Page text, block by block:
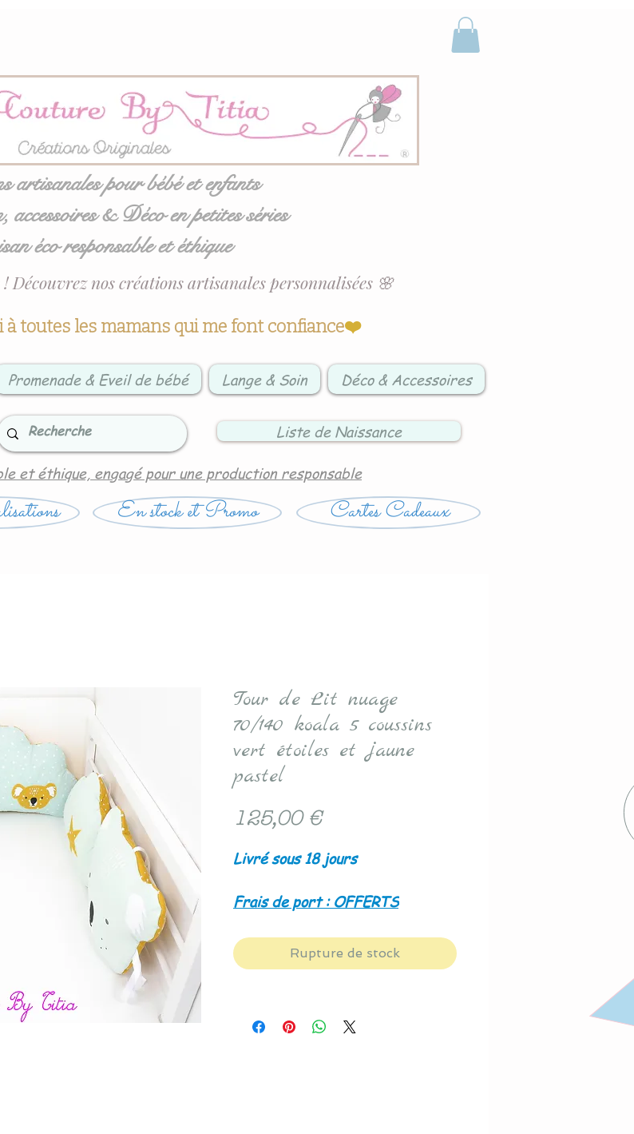
artisanales pour bébé et enfants
accessoires & Déco en petites séries
éco responsable et éthique
à toutes les mamans qui me font confiance❤️
nos créations artisanales personnalisées 🌸
Promenade & Eveil de bébé Lange & Soin Déco & Accessoires
Liste de Naissance
et éthique, engagé pour une production responsable
En stock et Promo Cartes Cadeaux
Tour de Lit nuage
70/140 koala 5 coussins
vert étoiles et jaune
pastel
125,00 €Prix
Livré sous 18 jours
Frais de port : OFFERTS
Rupture de stock